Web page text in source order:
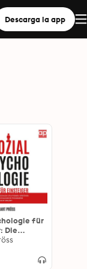
Descarga la app
für
Die
in
25